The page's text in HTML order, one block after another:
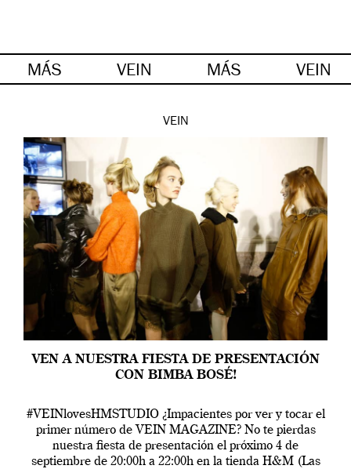
MÁS VEIN MÁS VEIN
VEIN
VEN A NUESTRA FIESTA DE PRESENTACIÓN
CON BIMBA BOSÉ!
#VEINlovesHMSTUDIO ¿Impacientes por ver y tocar el
primer número de VEIN MAGAZINE? No te pierdas
nuestra fiesta de presentación el próximo 4 de
septiembre de 20:00h a 22:00h en la tienda H&M (Las